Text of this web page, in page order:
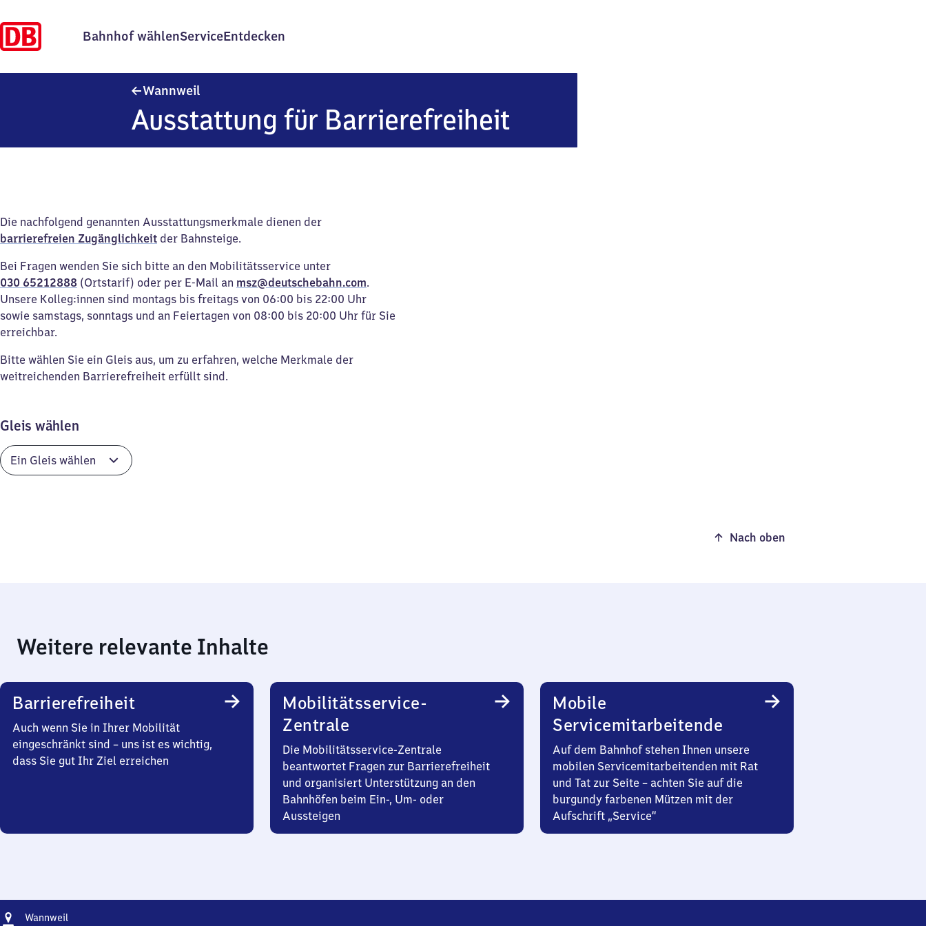
Bahnhof wählenServiceEntdecken
Wannweil
Ausstattung für Barrierefreiheit
Die nachfolgend genannten Ausstattungsmerkmale dienen der
barrierefreien Zugänglichkeit der Bahnsteige.
Bei Fragen wenden Sie sich bitte an den Mobilitätsservice unter
030 65212888 (Ortstarif) oder per E-Mail an msz@deutschebahn.com.
Unsere Kolleg:innen sind montags bis freitags von 06:00 bis 22:00 Uhr
sowie samstags, sonntags und an Feiertagen von 08:00 bis 20:00 Uhr für Sie
erreichbar.
Bitte wählen Sie ein Gleis aus, um zu erfahren, welche Merkmale der
weitreichenden Barrierefreiheit erfüllt sind.
Gleis wählen
Nach oben
Weitere relevante Inhalte
Barrierefreiheit
Auch wenn Sie in Ihrer Mobilität
eingeschränkt sind – uns ist es wichtig,
dass Sie gut Ihr Ziel erreichen
Mobilitätsservice-
Zentrale
Die Mobilitätsservice-Zentrale
beantwortet Fragen zur Barrierefreiheit
und organisiert Unterstützung an den
Bahnhöfen beim Ein-, Um- oder
Aussteigen
Mobile
Servicemitarbeitende
Auf dem Bahnhof stehen Ihnen unsere
mobilen Servicemitarbeitenden mit Rat
und Tat zur Seite – achten Sie auf die
burgundy farbenen Mützen mit der
Aufschrift „Service“
Adresse
Wannweil